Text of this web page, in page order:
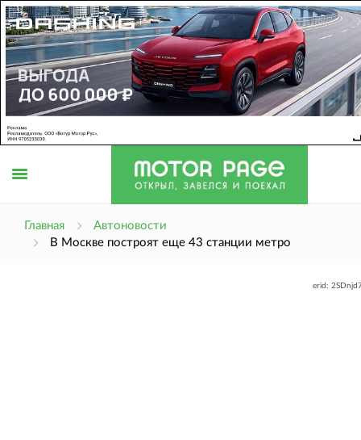
Главная
Автоновости
В Москве построят еще 43 станции метро
erid: